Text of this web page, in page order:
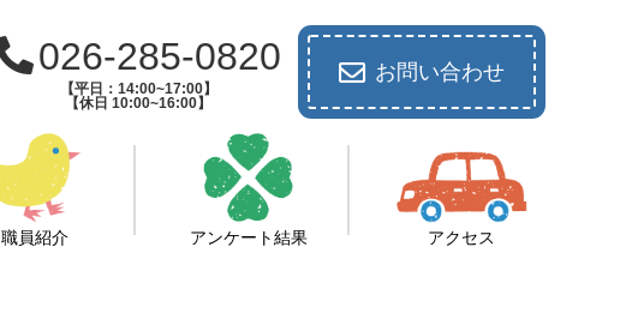
026-285-0820
【平日：14:00~17:00】
【休日 10:00~16:00】
お問い合わせ
職員紹介 アンケート結果 アクセス